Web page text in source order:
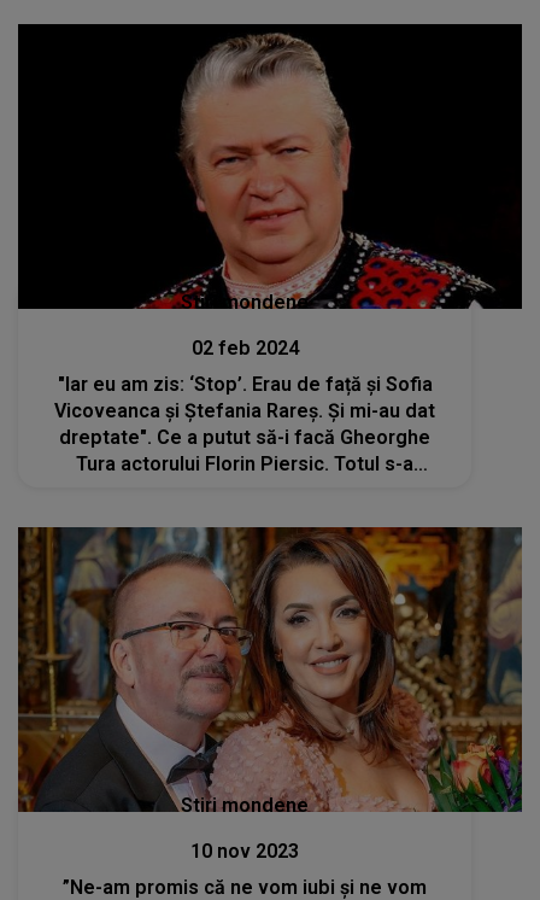
Stiri mondene
02 feb 2024
"Iar eu am zis: ‘Stop’. Erau de față și Sofia
Vicoveanca și Ștefania Rareș. Și mi-au dat
dreptate". Ce a putut să-i facă Gheorghe
Tura actorului Florin Piersic. Totul s-a
Stiri mondene
10 nov 2023
”Ne-am promis că ne vom iubi și ne vom